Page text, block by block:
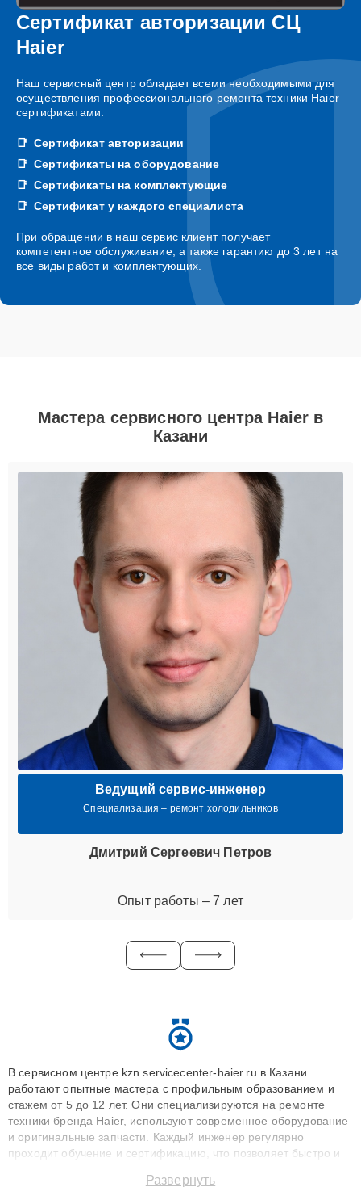
Сертификат авторизации СЦ
Haier
Наш сервисный центр обладает всеми необходимыми для
осуществления профессионального ремонта техники Haier
сертификатами:
Сертификат авторизации
Сертификаты на оборудование
Сертификаты на комплектующие
Сертификат у каждого специалиста
При обращении в наш сервис клиент получает
компетентное обслуживание, а также гарантию до 3 лет на
все виды работ и комплектующих.
Мастера сервисного центра Haier в
Казани
Ведущий сервис-инженер
Специализация – ремонт холодильников
Дмитрий Сергеевич Петров
Опыт работы – 7 лет
В сервисном центре kzn.servicecenter-haier.ru в Казани
работают опытные мастера с профильным образованием и
стажем от 5 до 12 лет. Они специализируются на ремонте
техники бренда Haier, используют современное оборудование
и оригинальные запчасти. Каждый инженер регулярно
проходит обучение и сертификацию, что позволяет быстро и
Развернуть